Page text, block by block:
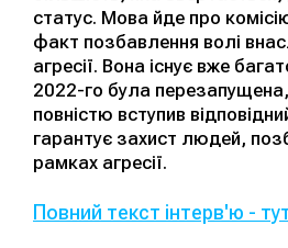
статус. Мова йде про
факт позбавлення волі
агресії. Вона існує вже
2022-го була
повністю вступив
гарантує захист людей,
рамках агресії.
Повний текст інтерв'ю -